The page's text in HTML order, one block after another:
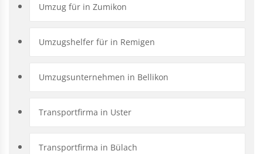
Umzug für in Zumikon
Umzugshelfer für in Remigen
Umzugsunternehmen in Bellikon
Transportfirma in Uster
Transportfirma in Bülach